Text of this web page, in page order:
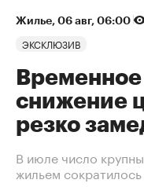
Жилье⁠, 06 авг, 06:00
ЭКСКЛЮЗИВ
снижение
резко
В июле число
жильем